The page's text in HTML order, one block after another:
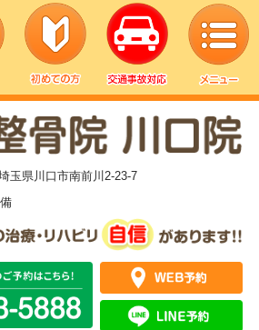
▼
玉県川口市南前川2-23-7